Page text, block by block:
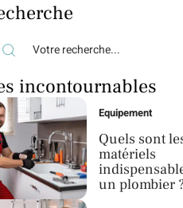
incontournables
Equipement
Quels sont
matériels
un plombier